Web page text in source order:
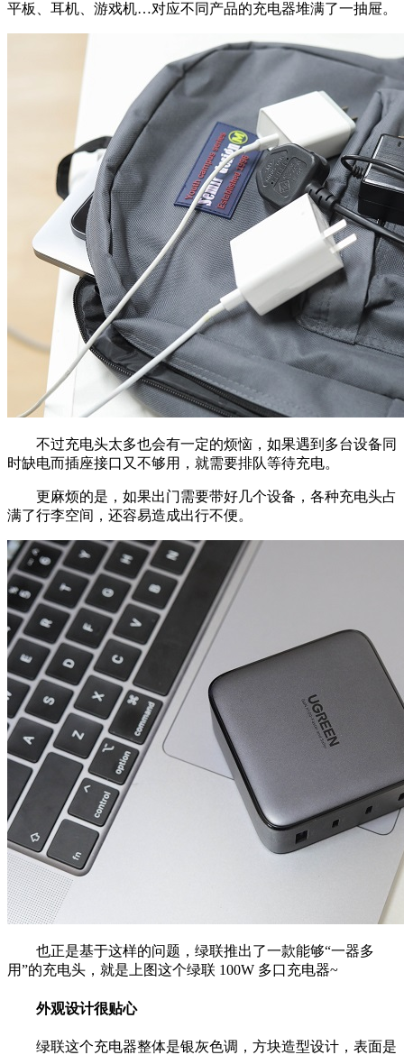
平板、耳机、游戏机…对应不同产品的充电器堆满了一抽屉。
不过充电头太多也会有一定的烦恼，如果遇到多台设备同
时缺电而插座接口又不够用，就需要排队等待充电。
更麻烦的是，如果出门需要带好几个设备，各种充电头占
满了行李空间，还容易造成出行不便。
也正是基于这样的问题，绿联推出了一款能够“一器多
用”的充电头，就是上图这个绿联 100W 多口充电器~
外观设计很贴心
绿联这个充电器整体是银灰色调，方块造型设计，表面是